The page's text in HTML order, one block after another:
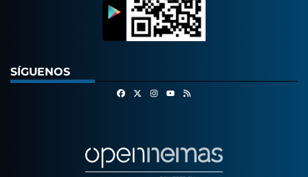
SÍGUENOS
FacebookInstagram